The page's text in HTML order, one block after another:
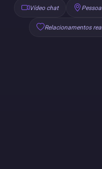
Vídeo chat
Relacionamentos